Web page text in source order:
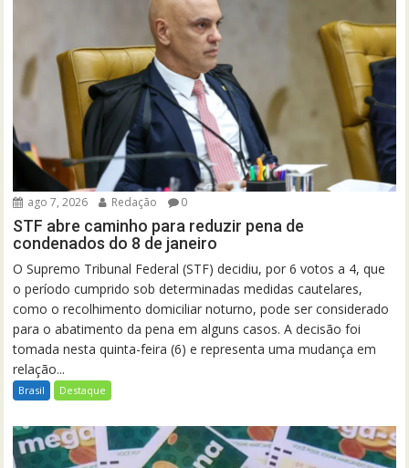
ago 7, 2026 Redação 0
STF abre caminho para reduzir pena de
condenados do 8 de janeiro
O Supremo Tribunal Federal (STF) decidiu, por 6 votos a 4, que
o período cumprido sob determinadas medidas cautelares,
como o recolhimento domiciliar noturno, pode ser considerado
para o abatimento da pena em alguns casos. A decisão foi
tomada nesta quinta-feira (6) e representa uma mudança em
relação...
Brasil Destaque